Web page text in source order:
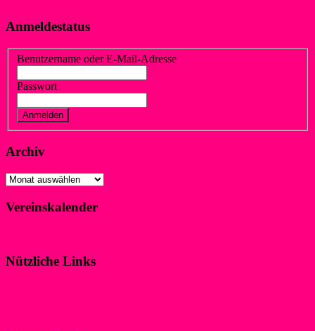
Anmeldestatus
Benutzername oder E-Mail-Adresse
Passwort
Archiv
Archiv
Vereinskalender
Nützliche Links